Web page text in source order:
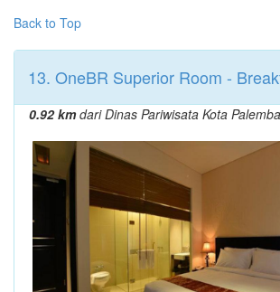
Back to Top
13. OneBR Superior Room -
0.92 kmdari Dinas Pariwisata Kota